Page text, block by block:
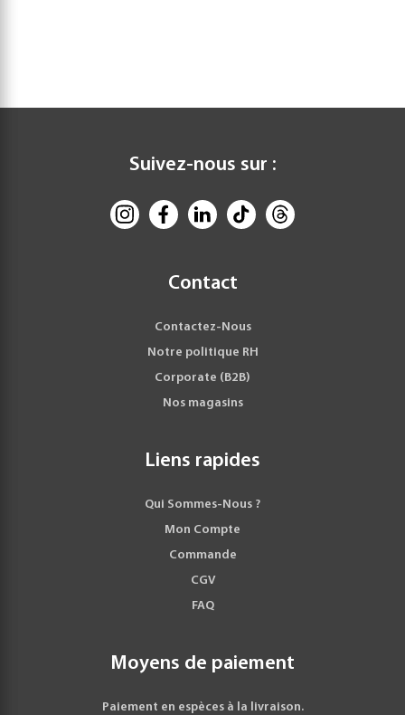
Suivez-nous sur :
Contact
Contactez-Nous
Notre politique RH
Corporate (B2B)
Nos magasins
Liens rapides
Qui Sommes-Nous ?
Mon Compte
Commande
CGV
FAQ
Moyens de paiement
Paiement en espèces à la livraison.